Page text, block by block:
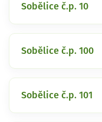
Sobělice č.p. 10
Sobělice č.p. 100
Sobělice č.p. 101